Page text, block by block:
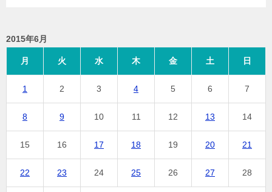
2015年6月
月 火 水 木 金 土 日
1 2 3 4 5 6 7
8 9 10 11 12 13 14
15 16 17 18 19 20 21
22 23 24 25 26 27 28